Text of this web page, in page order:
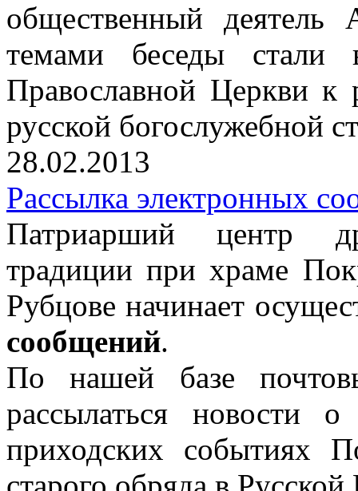
общественный
темами беседы стали
Православной Церкви к
русской богослужебной
28.02.2013
Рассылка электронных
Патриарший центр
традиции при храме
Рубцове начинает
сообщений.
По нашей базе
рассылаться новости
приходских событиях